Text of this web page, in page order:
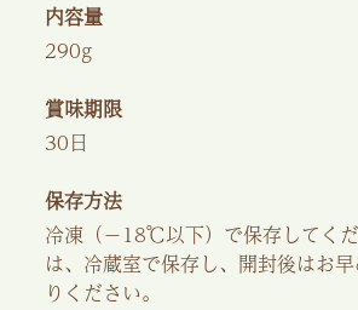
内容量
290g
賞味期限
30日
保存方法
冷凍（−18℃以下）で保存してく
は、冷蔵室で保存し、開封後はお
りください。